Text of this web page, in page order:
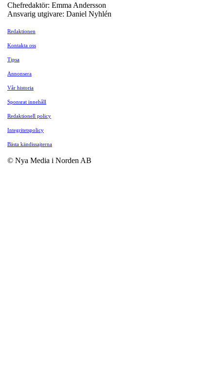
Chefredaktör: Emma Andersson
Ansvarig utgivare: Daniel Nyhlén
Redaktionen
Kontakta oss
Tipsa
Annonsera
Vår historia
Sponsrat innehåll
Redaktionell policy
Integritetspolicy
Bästa kändissajterna
© Nya Media i Norden AB